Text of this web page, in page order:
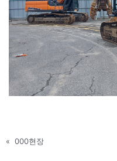
« 000현장